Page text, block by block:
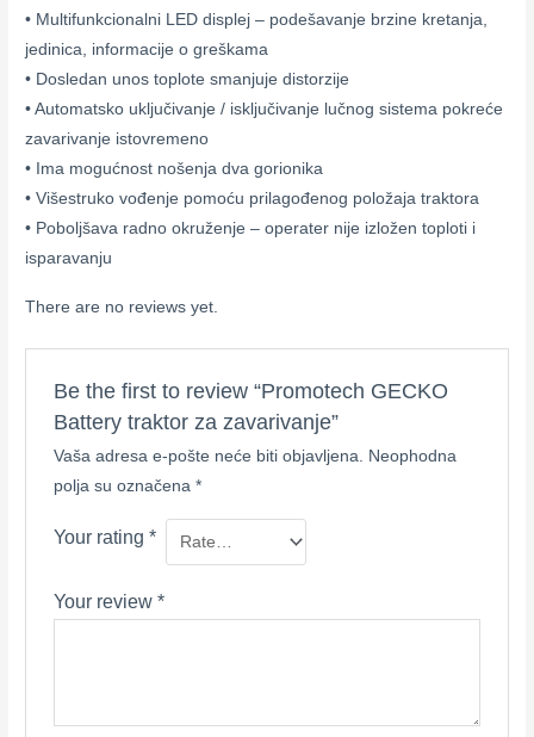
• Multifunkcionalni LED displej – podešavanje brzine kretanja,
jedinica, informacije o greškama
• Dosledan unos toplote smanjuje distorzije
• Automatsko uključivanje / isključivanje lučnog sistema pokreće
zavarivanje istovremeno
• Ima mogućnost nošenja dva gorionika
• Višestruko vođenje pomoću prilagođenog položaja traktora
• Poboljšava radno okruženje – operater nije izložen toploti i
isparavanju
There are no reviews yet.
Be the first to review “Promotech GECKO
Battery traktor za zavarivanje”
Vaša adresa e-pošte neće biti objavljena.
Neophodna
polja su označena *
Your rating *
Your review *